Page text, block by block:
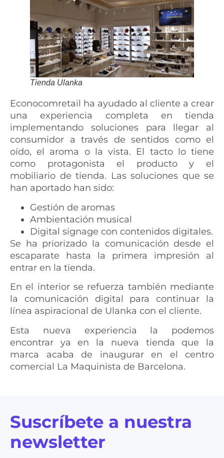
Tienda Ulanka
Econocomretail ha ayudado al cliente a crear
una experiencia completa en tienda
implementando soluciones para llegar al
consumidor a través de sentidos como el
oído, el aroma o la vista. El tacto lo tiene
como protagonista el producto y el
mobiliario de tienda. Las soluciones que se
han aportado han sido:
Gestión de aromas
Ambientación musical
Digital signage con contenidos digitales.
Se ha priorizado la comunicación desde el
escaparate hasta la primera impresión al
entrar en la tienda.
En el interior se refuerza también mediante
la comunicación digital para continuar la
línea aspiracional de Ulanka con el cliente.
Esta nueva experiencia la podemos
encontrar ya en la nueva tienda que la
marca acaba de inaugurar en el centro
comercial La Maquinista de Barcelona.
Suscríbete a nuestra
newsletter